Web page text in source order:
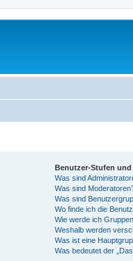
Benutzer-Stufen und
Was sind
Was sind
Was sind
Wo finde ich die
Wie werde ich
Weshalb werden
Was ist eine
Was bedeutet der